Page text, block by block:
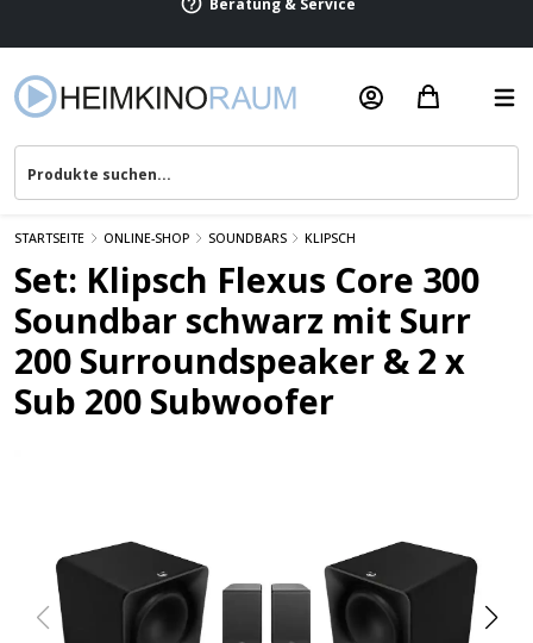
STARTSEITE ONLINE-SHOP SOUNDBARS KLIPSCH
Set: Klipsch Flexus Core 300
Soundbar schwarz mit Surr
200 Surroundspeaker & 2 x
Sub 200 Subwoofer